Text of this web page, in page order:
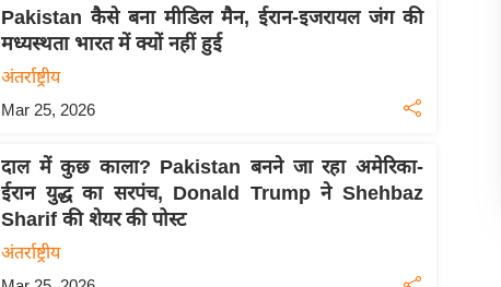
Pakistan कैसे बना मीडिल मैन, ईरान-इजरायल जंग की
मध्यस्थता भारत में क्यों नहीं हुई
अंतर्राष्ट्रीय
Mar 25, 2026
दाल में कुछ काला? Pakistan बनने जा रहा अमेरिका-
ईरान युद्ध का सरपंच, Donald Trump ने Shehbaz
Sharif की शेयर की पोस्ट
अंतर्राष्ट्रीय